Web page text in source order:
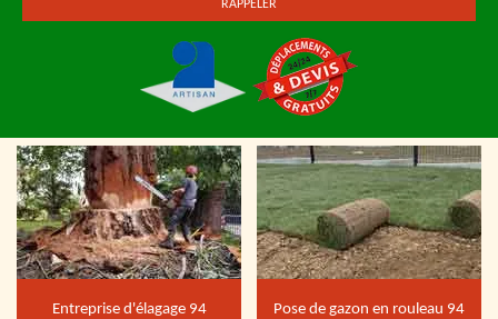
Entreprise d'élagage 94 Pose de gazon en rouleau 94